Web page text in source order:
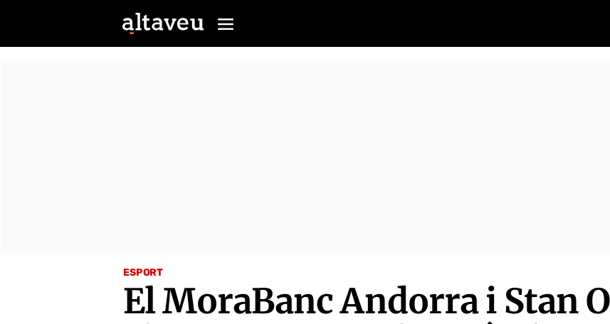
ESPORT
El MoraBanc Andorra i Stan